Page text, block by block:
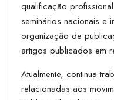
qualificação
seminários nacionais e
organização de
artigos publicados em
Atualmente, continua
relacionadas aos